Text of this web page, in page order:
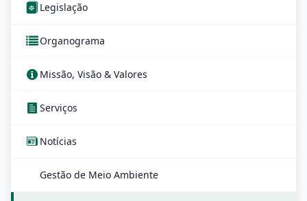
Legislação
Organograma
Missão, Visão & Valores
Serviços
Notícias
Gestão de Meio Ambiente